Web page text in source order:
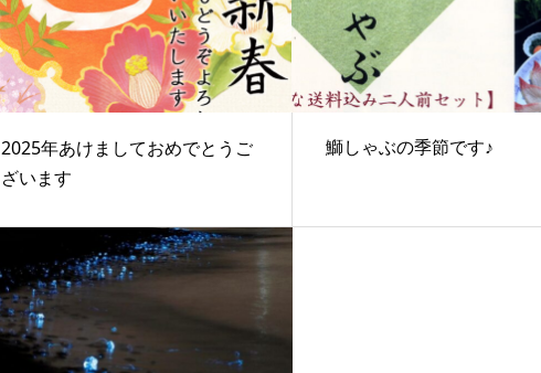
2025年あけましておめでとうご
ざいます
鰤しゃぶの季節です♪